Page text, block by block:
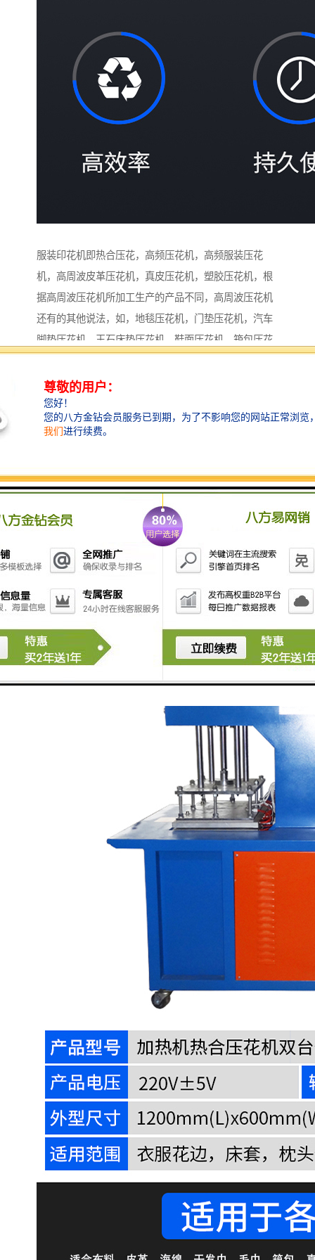
服装印花机即热合压花，高频压花机，高频服装压花
机，高周波皮革压花机，真皮压花机，塑胶压花机，根
据高周波压花机所加工生产的产品不同，高周波压花机
还有的其他说法，如，地毯压花机，门垫压花机，汽车
脚垫压花机，玉石床垫压花机，鞋面压花机，箱包压花
理，同样是我们前面所讲到的利用高周波的熔接接原
理，将所需要压花的物料在高周波模具的条件下进行高
周波高频熔接，并且进行高周波定型，即达到我们所需